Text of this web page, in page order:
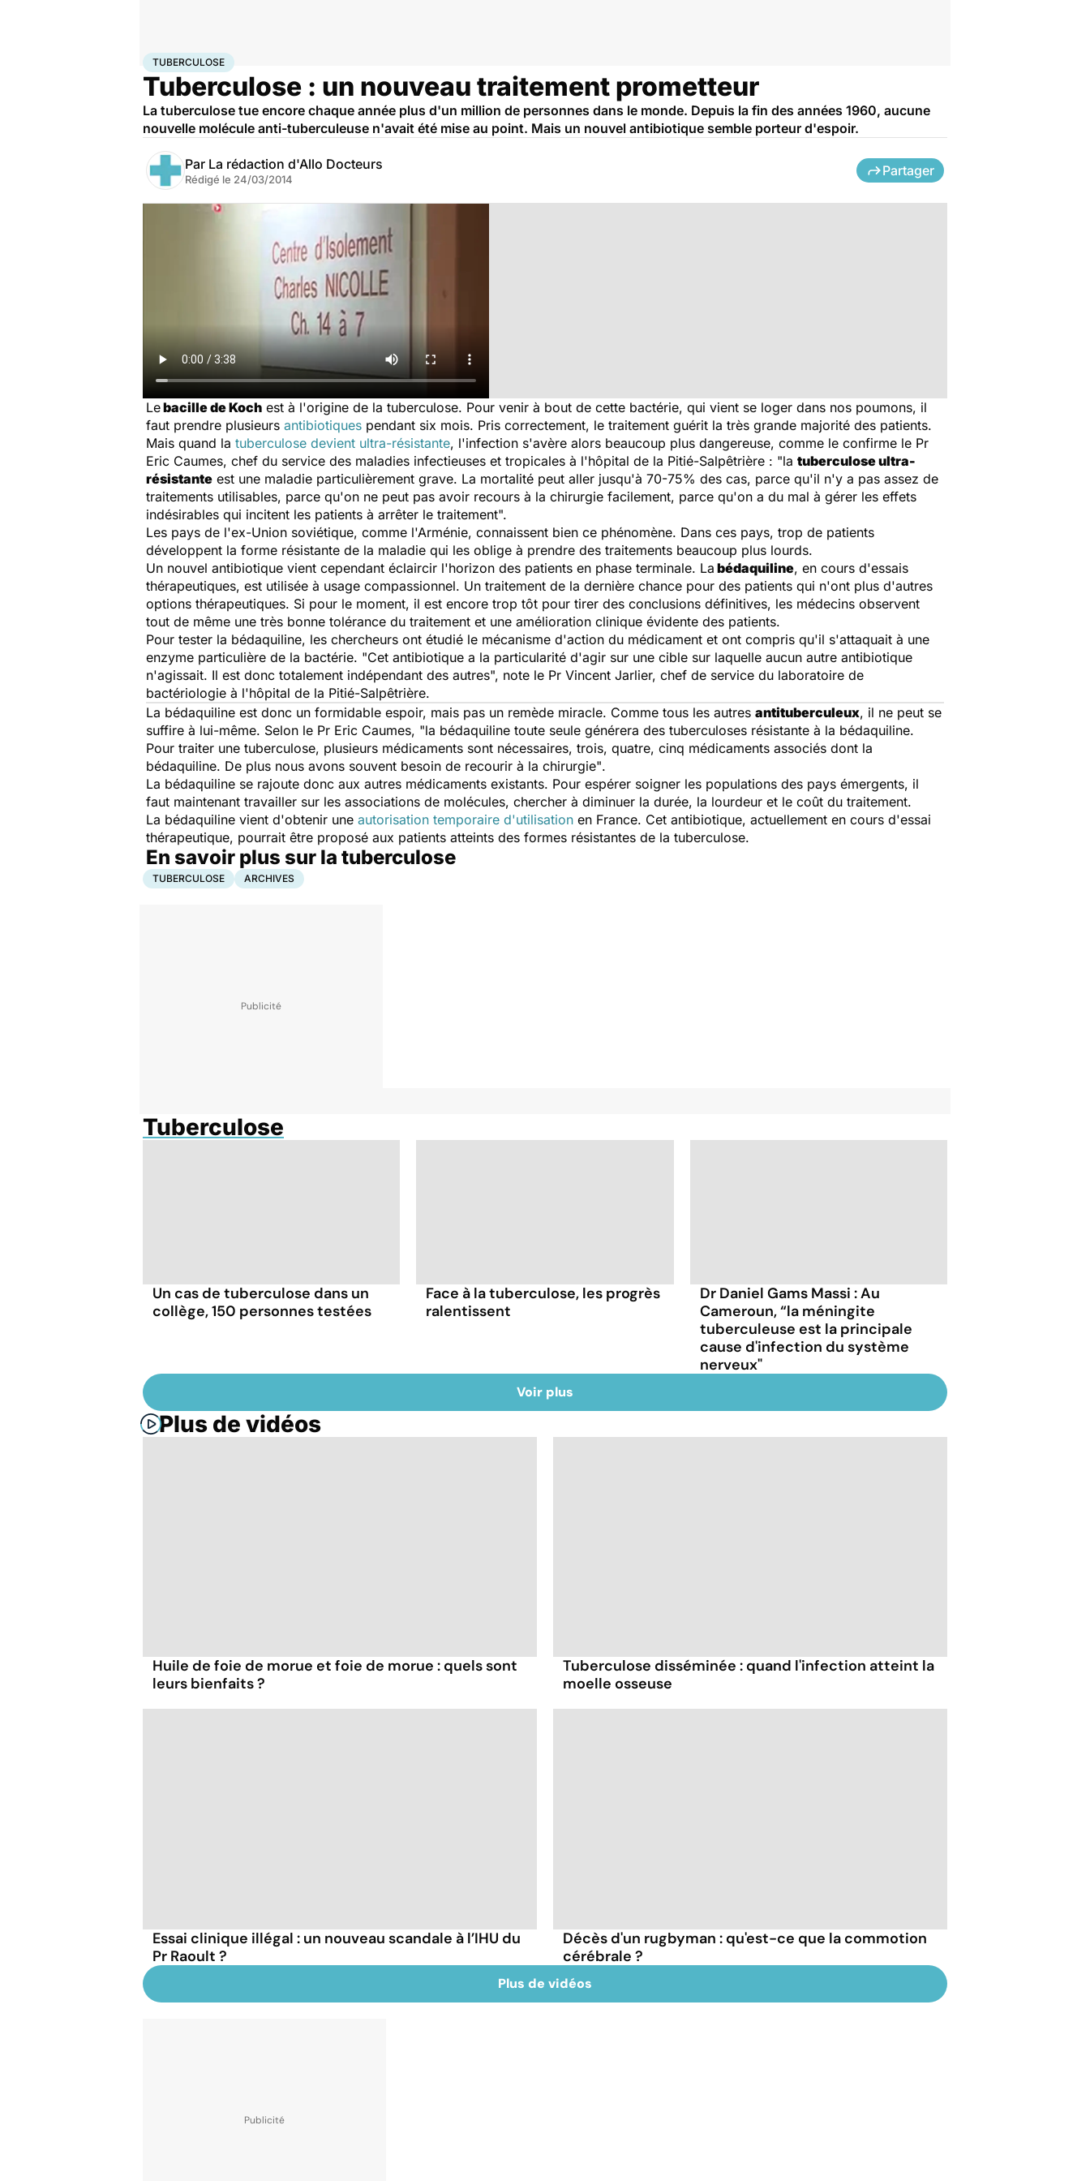
AccueilSanté Tuberculose
TUBERCULOSE
Tuberculose : un nouveau traitement prometteur
La tuberculose tue encore chaque année plus d'un million de personnes dans le monde. Depuis la fin des années 1960, aucune
nouvelle molécule anti-tuberculeuse n'avait été mise au point. Mais un nouvel antibiotique semble porteur d'espoir.
Par La rédaction d'Allo Docteurs
Rédigé le 24/03/2014
Partager
Lebacille de Koch est à l'origine de la tuberculose. Pour venir à bout de cette bactérie, qui vient se loger dans nos poumons, il
faut prendre plusieurs antibiotiques pendant six mois. Pris correctement, le traitement guérit la très grande majorité des patients.
Mais quand la tuberculose devient ultra-résistante, l'infection s'avère alors beaucoup plus dangereuse, comme le confirme le Pr
Eric Caumes, chef du service des maladies infectieuses et tropicales à l'hôpital de la Pitié-Salpêtrière : "la tuberculose ultra-
résistante est une maladie particulièrement grave. La mortalité peut aller jusqu'à 70-75% des cas, parce qu'il n'y a pas assez de
traitements utilisables, parce qu'on ne peut pas avoir recours à la chirurgie facilement, parce qu'on a du mal à gérer les effets
indésirables qui incitent les patients à arrêter le traitement".
Les pays de l'ex-Union soviétique, comme l'Arménie, connaissent bien ce phénomène. Dans ces pays, trop de patients
développent la forme résistante de la maladie qui les oblige à prendre des traitements beaucoup plus lourds.
Un nouvel antibiotique vient cependant éclaircir l'horizon des patients en phase terminale. La bédaquiline, en cours d'essais
thérapeutiques, est utilisée à usage compassionnel. Un traitement de la dernière chance pour des patients qui n'ont plus d'autres
options thérapeutiques. Si pour le moment, il est encore trop tôt pour tirer des conclusions définitives, les médecins observent
tout de même une très bonne tolérance du traitement et une amélioration clinique évidente des patients.
Pour tester la bédaquiline, les chercheurs ont étudié le mécanisme d'action du médicament et ont compris qu'il s'attaquait à une
enzyme particulière de la bactérie. "Cet antibiotique a la particularité d'agir sur une cible sur laquelle aucun autre antibiotique
n'agissait. Il est donc totalement indépendant des autres", note le Pr Vincent Jarlier, chef de service du laboratoire de
bactériologie à l'hôpital de la Pitié-Salpêtrière.
La bédaquiline est donc un formidable espoir, mais pas un remède miracle. Comme tous les autres antituberculeux, il ne peut se
suffire à lui-même. Selon le Pr Eric Caumes, "la bédaquiline toute seule générera des tuberculoses résistante à la bédaquiline.
Pour traiter une tuberculose, plusieurs médicaments sont nécessaires, trois, quatre, cinq médicaments associés dont la
bédaquiline. De plus nous avons souvent besoin de recourir à la chirurgie".
La bédaquiline se rajoute donc aux autres médicaments existants. Pour espérer soigner les populations des pays émergents, il
faut maintenant travailler sur les associations de molécules, chercher à diminuer la durée, la lourdeur et le coût du traitement.
La bédaquiline vient d'obtenir une autorisation temporaire d'utilisation en France. Cet antibiotique, actuellement en cours d'essai
thérapeutique, pourrait être proposé aux patients atteints des formes résistantes de la tuberculose.
En savoir plus sur la tuberculose
TUBERCULOSE ARCHIVES
Tuberculose
Un cas de tuberculose dans un
collège, 150 personnes testées
Face à la tuberculose, les progrès
ralentissent
Dr Daniel Gams Massi : Au
Cameroun, “la méningite
tuberculeuse est la principale
cause d'infection du système
nerveux"
Voir plus
Plus de vidéos
Huile de foie de morue et foie de morue : quels sont
leurs bienfaits ?
Tuberculose disséminée : quand l'infection atteint la
moelle osseuse
Essai clinique illégal : un nouveau scandale à l’IHU du
Pr Raoult ?
Décès d'un rugbyman : qu'est-ce que la commotion
cérébrale ?
Plus de vidéos